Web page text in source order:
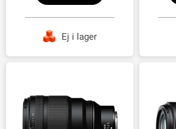
Ej i lager